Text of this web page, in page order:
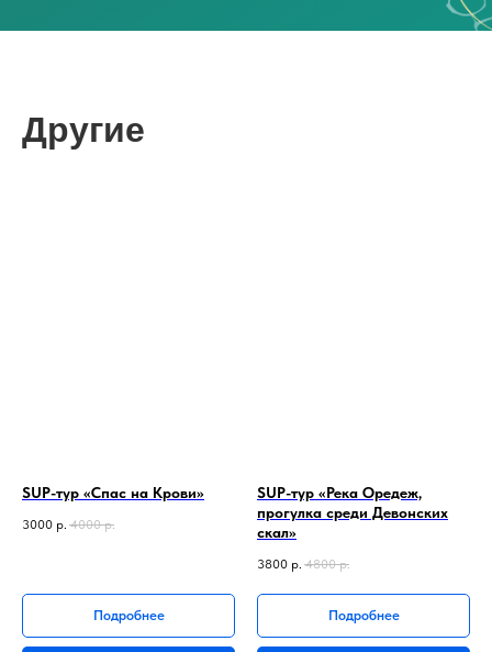
Другие
SUP-тур «Спас на Крови»
3000 р. 4000 р.
Подробнее
SUP-тур «Река Оредеж,
прогулка среди Девонских
скал»
3800 р. 4800 р.
Подробнее